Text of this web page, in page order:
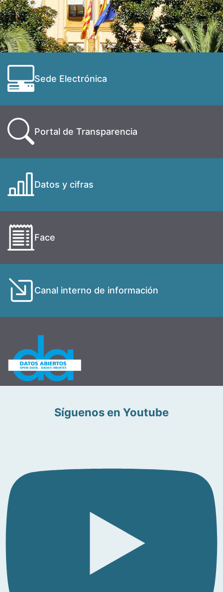
Sede Electrónica
Portal de Transparencia
Datos y cifras
Face
Canal interno de información
Síguenos en Youtube